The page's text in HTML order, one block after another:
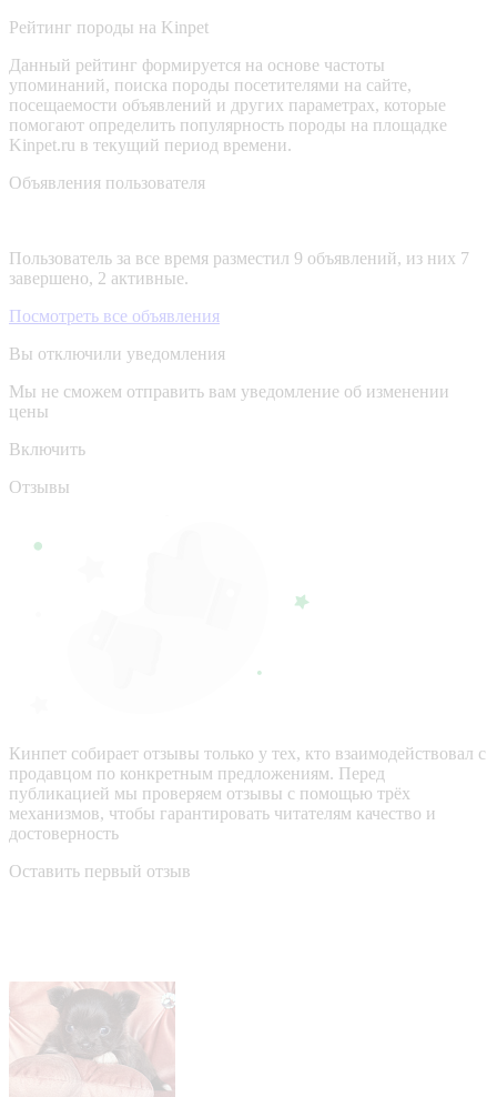
Рейтинг породы на Kinpet
Данный рейтинг формируется на основе частоты
упоминаний, поиска породы посетителями на сайте,
посещаемости объявлений и других параметрах, которые
помогают определить популярность породы на площадке
Kinpet.ru в текущий период времени.
Объявления пользователя
Пользователь за все время разместил 9 объявлений, из них 7
завершено, 2 активные.
Посмотреть все объявления
Вы отключили уведомления
Мы не сможем отправить вам уведомление об изменении
цены
Включить
Отзывы
Кинпет собирает отзывы только у тех, кто взаимодействовал с
продавцом по конкретным предложениям. Перед
публикацией мы проверяем отзывы с помощью трёх
механизмов, чтобы гарантировать читателям качество и
достоверность
Оставить первый отзыв